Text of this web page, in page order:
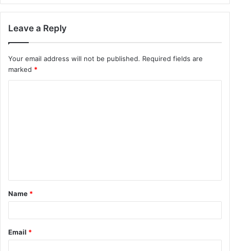
Leave a Reply
Your email address will not be published. Required fields are
marked *
Name *
Email *